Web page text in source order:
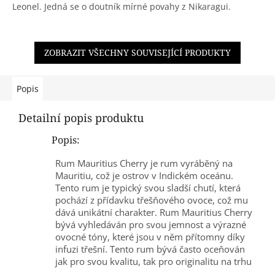
Leonel. Jedná se o doutník mírné povahy z Nikaragui.
ZOBRAZIT VŠECHNY SOUVISEJÍCÍ PRODUKTY
Popis
Detailní popis produktu
Popis:
Rum Mauritius Cherry je rum vyráběný na
Mauritiu, což je ostrov v Indickém oceánu.
Tento rum je typický svou sladší chutí, která
pochází z přídavku třešňového ovoce, což mu
dává unikátní charakter. Rum Mauritius Cherry
bývá vyhledáván pro svou jemnost a výrazné
ovocné tóny, které jsou v něm přítomny díky
infuzi třešní. Tento rum bývá často oceňován
jak pro svou kvalitu, tak pro originalitu na trhu